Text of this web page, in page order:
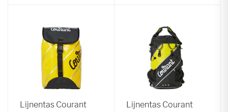
Lijnentas Courant
Lijnentas Courant